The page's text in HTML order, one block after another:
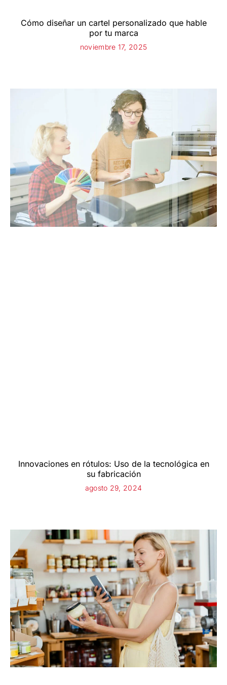
Cómo diseñar un cartel personalizado que hable
por tu marca
noviembre 17, 2025
Innovaciones en rótulos: Uso de la tecnológica en
su fabricación
agosto 29, 2024